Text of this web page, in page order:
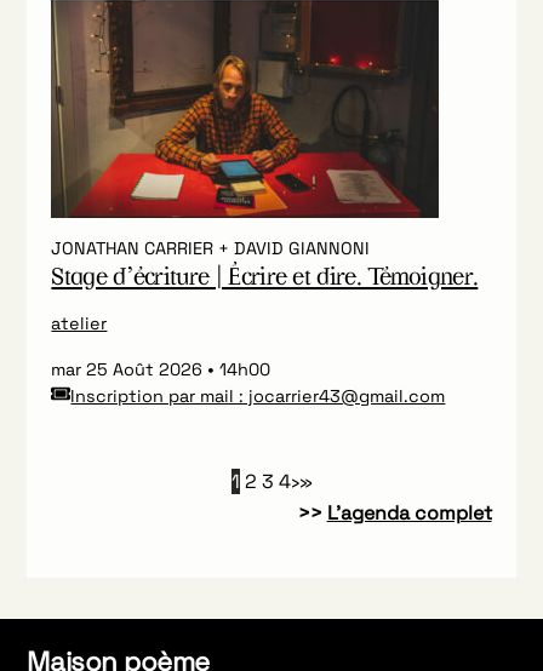
JONATHAN CARRIER + DAVID GIANNONI
Stage d’écriture | Écrire et dire. Témoigner.
atelier
mar 25 Août 2026
14h00
Inscription par mail : jocarrier43@gmail.com
1 2 3 4›»
>> L’agenda complet
Maison poème